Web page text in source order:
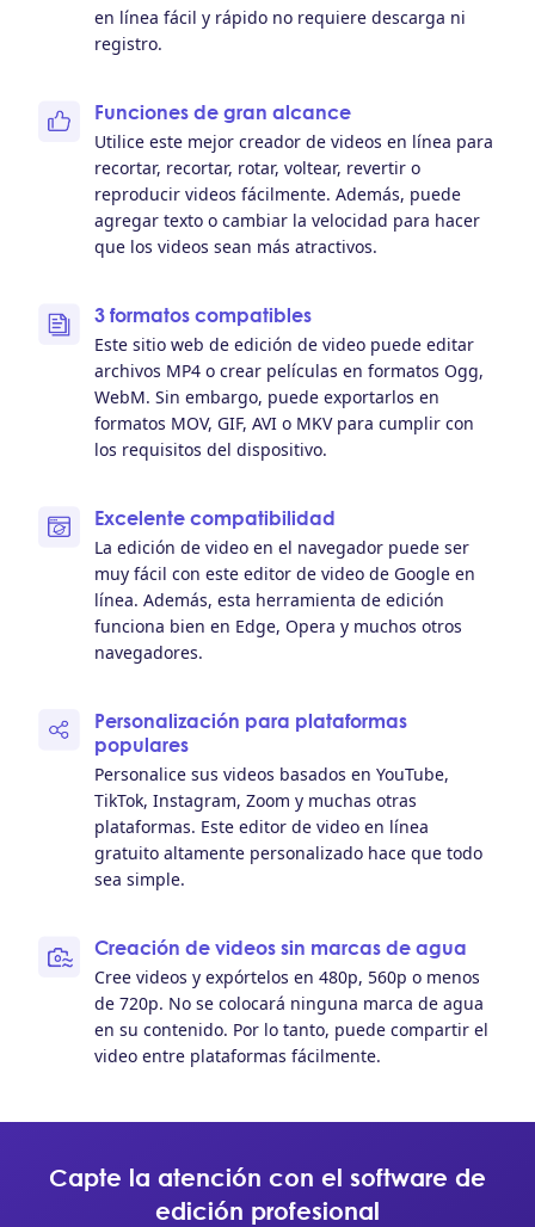
en línea fácil y rápido no requiere descarga ni
registro.
Funciones de gran alcance
Utilice este mejor creador de videos en línea para
recortar, recortar, rotar, voltear, revertir o
reproducir videos fácilmente. Además, puede
agregar texto o cambiar la velocidad para hacer
que los videos sean más atractivos.
3 formatos compatibles
Este sitio web de edición de video puede editar
archivos MP4 o crear películas en formatos Ogg,
WebM. Sin embargo, puede exportarlos en
formatos MOV, GIF, AVI o MKV para cumplir con
los requisitos del dispositivo.
Excelente compatibilidad
La edición de video en el navegador puede ser
muy fácil con este editor de video de Google en
línea. Además, esta herramienta de edición
funciona bien en Edge, Opera y muchos otros
navegadores.
Personalización para plataformas
populares
Personalice sus videos basados ​​en YouTube,
TikTok, Instagram, Zoom y muchas otras
plataformas. Este editor de video en línea
gratuito altamente personalizado hace que todo
sea simple.
Creación de videos sin marcas de agua
Cree videos y expórtelos en 480p, 560p o menos
de 720p. No se colocará ninguna marca de agua
en su contenido. Por lo tanto, puede compartir el
video entre plataformas fácilmente.
Capte la atención con el software de
edición profesional